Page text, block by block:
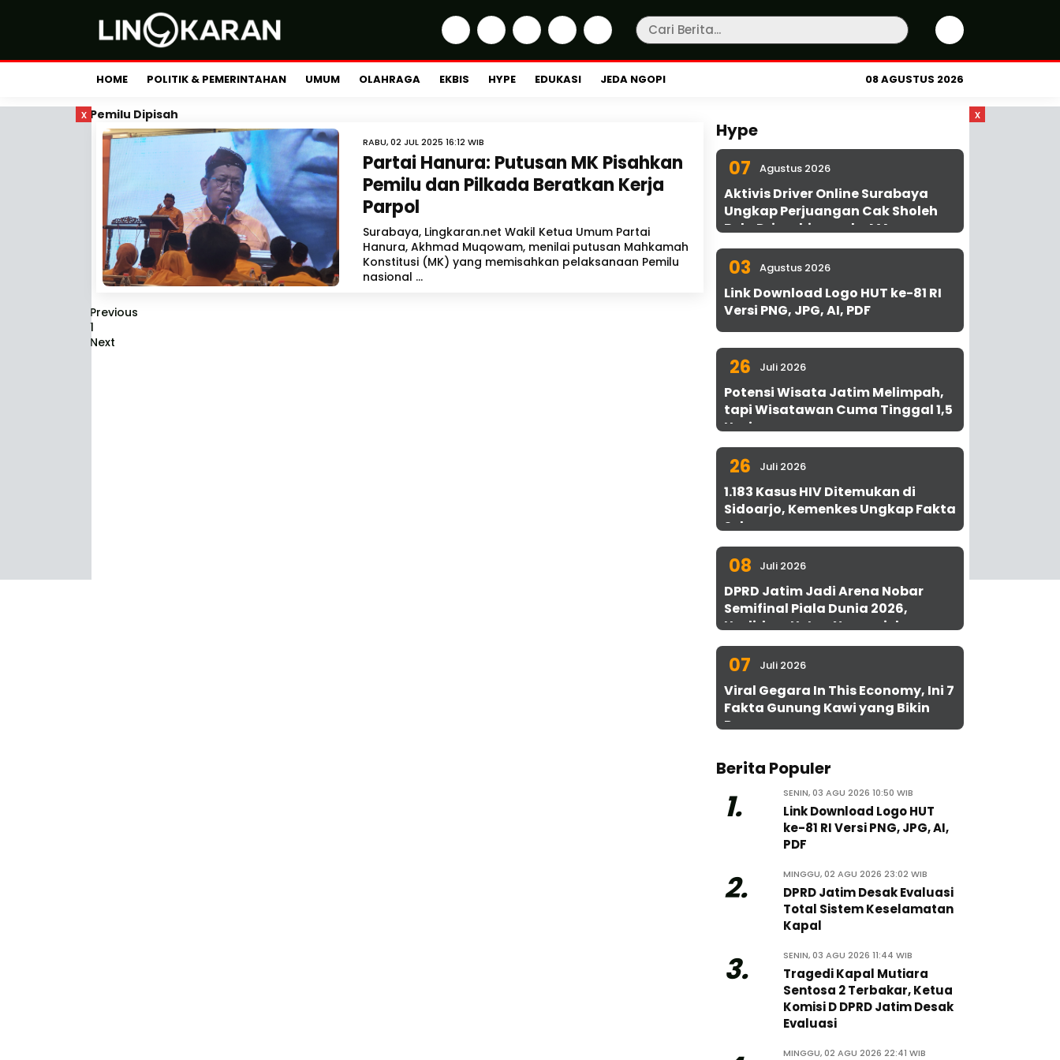
HOME POLITIK & PEMERINTAHAN UMUM OLAHRAGA EKBIS HYPE EDUKASI JEDA NGOPI 08 AGUSTUS 2026
x x
Pemilu Dipisah
RABU, 02 JUL 2025 16:12 WIB
Partai Hanura: Putusan MK Pisahkan
Pemilu dan Pilkada Beratkan Kerja
Parpol
Surabaya, Lingkaran.net Wakil Ketua Umum Partai
Hanura, Akhmad Muqowam, menilai putusan Mahkamah
Konstitusi (MK) yang memisahkan pelaksanaan Pemilu
nasional ...
Previous
1
Next
Hype
07 Agustus 2026
Aktivis Driver Online Surabaya
Ungkap Perjuangan Cak Sholeh
Bela Driver hingga ke MA
03 Agustus 2026
Link Download Logo HUT ke-81 RI
Versi PNG, JPG, AI, PDF
26 Juli 2026
Potensi Wisata Jatim Melimpah,
tapi Wisatawan Cuma Tinggal 1,5
Hari
26 Juli 2026
1.183 Kasus HIV Ditemukan di
Sidoarjo, Kemenkes Ungkap Fakta
Sebenarnya
08 Juli 2026
DPRD Jatim Jadi Arena Nobar
Semifinal Piala Dunia 2026,
Hadirkan Uston Nawawi dan
UMKM Gratis untuk 1.000 Warga
07 Juli 2026
Viral Gegara In This Economy, Ini 7
Fakta Gunung Kawi yang Bikin
Penasaran
Berita Populer
1. SENIN, 03 AGU 2026 10:50 WIB
Link Download Logo HUT
ke-81 RI Versi PNG, JPG, AI,
PDF
2. MINGGU, 02 AGU 2026 23:02 WIB
DPRD Jatim Desak Evaluasi
Total Sistem Keselamatan
Kapal
3. SENIN, 03 AGU 2026 11:44 WIB
Tragedi Kapal Mutiara
Sentosa 2 Terbakar, Ketua
Komisi D DPRD Jatim Desak
Evaluasi
MINGGU, 02 AGU 2026 22:41 WIB